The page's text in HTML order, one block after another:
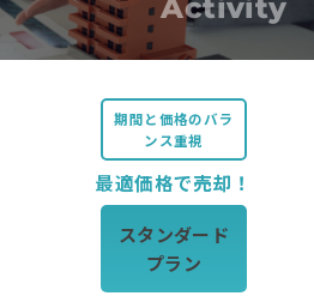
Activity
期間と価格のバラ
ンス重視
最適価格で売却！
スタンダード
プラン